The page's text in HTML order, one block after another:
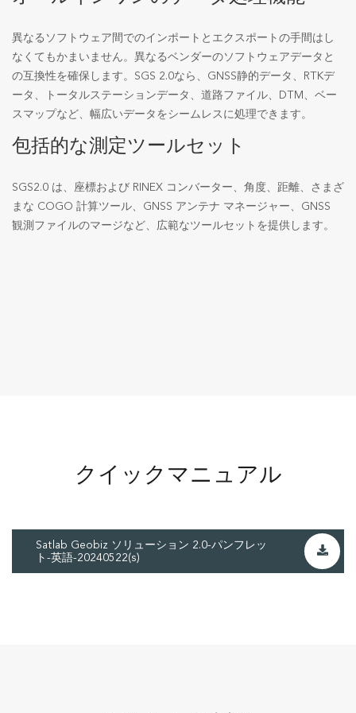
異なるソフトウェア間でのインポートとエクスポートの手間はし
なくてもかまいません。異なるベンダーのソフトウェアデータと
の互換性を確保します。SGS 2.0なら、GNSS静的データ、RTKデ
ータ、トータルステーションデータ、道路ファイル、DTM、ベー
スマップなど、幅広いデータをシームレスに処理できます。
包括的な測定ツールセット
SGS2.0 は、座標および RINEX コンバーター、角度、距離、さまざ
まな COGO 計算ツール、GNSS アンテナ マネージャー、GNSS
観測ファイルのマージなど、広範なツールセットを提供します。
クイックマニュアル
Satlab Geobiz ソリューション 2.0-パンフレッ
ト-英語-20240522(s)